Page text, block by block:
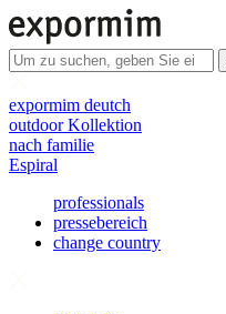
expormim deutch
outdoor Kollektion
nach familie
Espiral
professionals
pressebereich
change country